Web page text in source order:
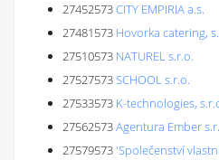
27452573CITY EMPIRIA a.s.
27481573 Hovorka catering,
27510573 NATUREL s.r.o.
27527573SCHOOL s.r.o.
27533573 K-technologies,
27562573Agentura Ember
27579573'Společenství